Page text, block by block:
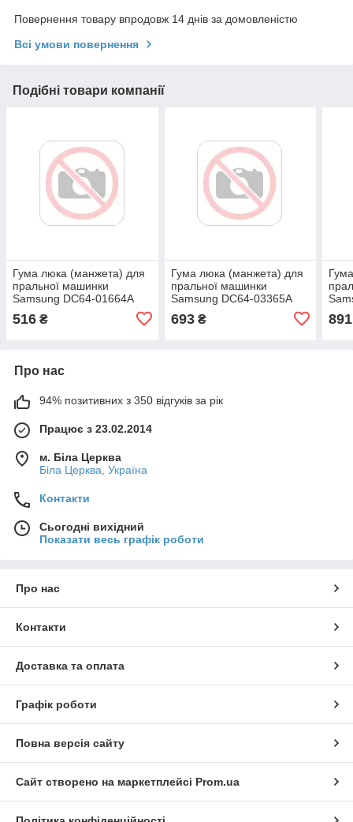
Повернення товару впродовж 14 днів за домовленістю
Всі умови повернення
Подібні товари компанії
Гума люка (манжета) для
пральної машинки
Samsung DC64-01664A
516 ₴
Гума люка (манжета) для
пральної машинки
Samsung DC64-03365A
693₴ 891
Про нас
94% позитивних з 350 відгуків за рік
Працює з 23.02.2014
м. Біла Церква
Біла Церква, Україна
Контакти
Сьогодні вихідний
Показати весь графік роботи
Про нас
Контакти
Доставка та оплата
Графік роботи
Повна версія сайту
Сайт створено на маркетплейсі Prom.ua